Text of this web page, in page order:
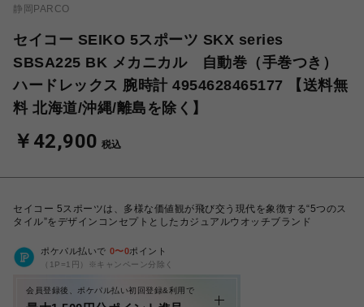
静岡PARCO
セイコー SEIKO 5スポーツ SKX series
SBSA225 BK メカニカル 自動巻（手巻つき）
ハードレックス 腕時計 4954628465177 【送料無
料 北海道/沖縄/離島を除く】
￥42,900 税込
セイコー 5スポーツは、多様な価値観が飛び交う現代を象徴する“5つのス
タイル”をデザインコンセプトとしたカジュアルウオッチブランド
ポケパル払いで 0〜0ポイント
（1P=1円）※キャンペーン分除く
会員登録後、ポケパル払い初回登録&利用で